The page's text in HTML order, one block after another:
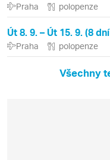
Praha polopenze
Út 8. 9. – Út 15. 9. (8
Praha polopenze
Všechny